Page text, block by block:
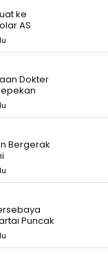
ke
AS
Dokter
Bergerak
Puncak